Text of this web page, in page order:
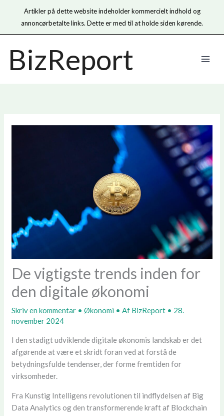
Artikler på dette website indeholder kommercielt indhold og
annoncørbetalte links. Dette er med til at holde siden kørende.
indholdet
BizReport
De vigtigste trends inden for
den digitale økonomi
Skriv en kommentar •Økonomi • Af BizReport • 28.
november 2024
I den stadigt udviklende digitale økonomis landskab er det
afgørende at være et skridt foran ved at forstå de
betydningsfulde tendenser, der forme fremtiden for
virksomheder.
Fra Kunstig Intelligens revolutionen til indflydelsen af Big
Data Analytics og den transformerende kraft af Blockchain